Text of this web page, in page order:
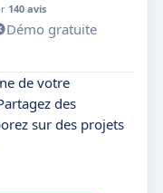
140 avis
Démo gratuite
de votre
des
sur des projets